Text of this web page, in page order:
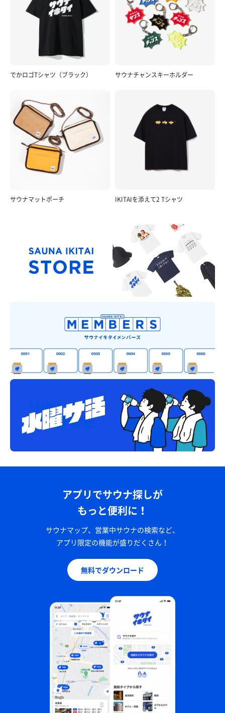
茶碗蒸し大好き
北アルプス天然水
中華そば
でかロゴTシャツ（ブラック） サウナチャンスキーホルダー
サウナマットポーチ IKITAIを添えて2 Tシャツ
アプリでサウナ探しが
もっと便利に！
サウナマップ、営業中サウナの検索など、
アプリ限定の機能が盛りだくさん！
無料でダウンロード